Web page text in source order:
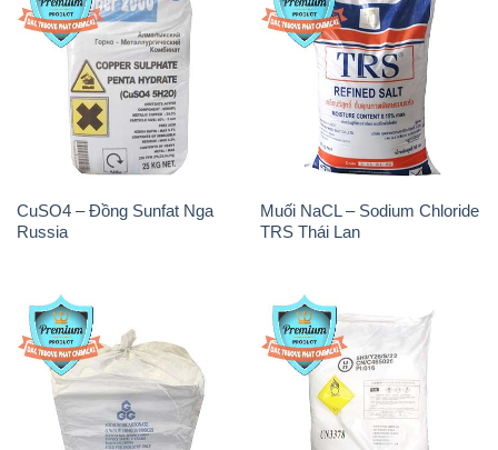
CuSO4 – Đồng Sunfat Nga
Russia
Muối NaCL – Sodium Chloride
TRS Thái Lan